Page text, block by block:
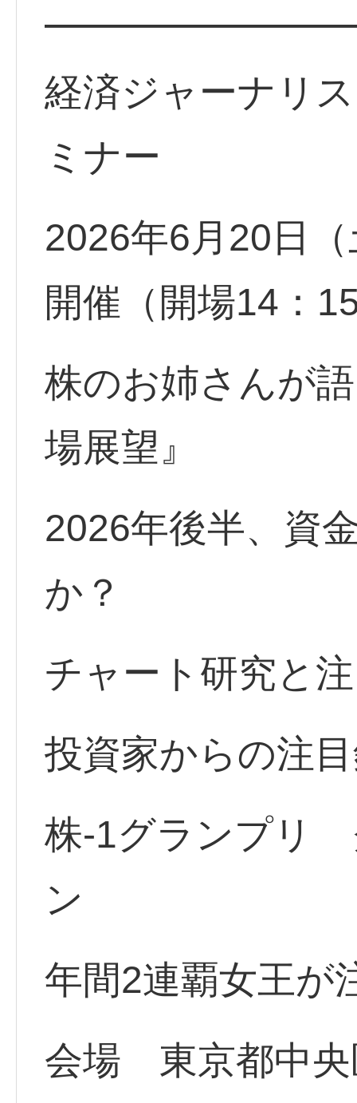
経済ジャーナリ
ミナー
2026年6月20日
開催（開場14
株のお姉さんが
場展望』
2026年後半、資
か？
チャート研究と
投資家からの注
株-1グランプリ
ン
年間2連覇女王が
会場 東京都中